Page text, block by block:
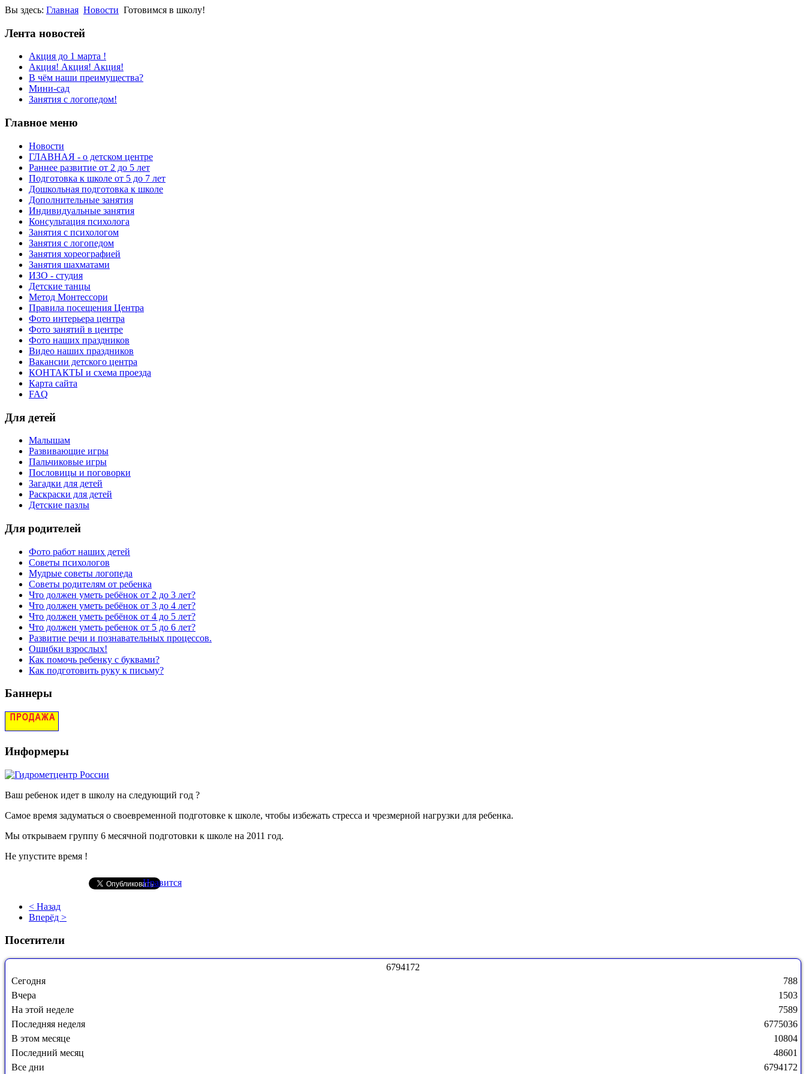
Вы здесь: Главная Новости Готовимся в школу!
Лента новостей
Акция до 1 марта !
Акция! Акция! Акция!
В чём наши преимущества?
Мини-сад
Занятия с логопедом!
Главное меню
Новости
ГЛАВНАЯ - о детском центре
Раннее развитие от 2 до 5 лет
Подготовка к школе от 5 до 7 лет
Дошкольная подготовка к школе
Дополнительные занятия
Индивидуальные занятия
Консультация психолога
Занятия с психологом
Занятия с логопедом
Занятия хореографией
Занятия шахматами
ИЗО - студия
Детские танцы
Метод Монтессори
Правила посещения Центра
Фото интерьера центра
Фото занятий в центре
Фото наших праздников
Видео наших праздников
Вакансии детского центра
КОНТАКТЫ и схема проезда
Карта сайта
FAQ
Для детей
Малышам
Развивающие игры
Пальчиковые игры
Пословицы и поговорки
Загадки для детей
Раскраски для детей
Детские пазлы
Для родителей
Фото работ наших детей
Советы психологов
Мудрые советы логопеда
Советы родителям от ребенка
Что должен уметь ребёнок от 2 до 3 лет?
Что должен уметь ребёнок от 3 до 4 лет?
Что должен уметь ребёнок от 4 до 5 лет?
Что должен уметь ребенок от 5 до 6 лет?
Развитие речи и познавательных процессов.
Ошибки взрослых!
Как помочь ребенку с буквами?
Как подготовить руку к письму?
Баннеры
Информеры
Ваш ребенок идет в школу на следующий год ?
Самое время задуматься о своевременной подготовке к школе, чтобы избежать стресса и чрезмерной нагрузки для ребенка.
Мы открываем группу 6 месячной подготовки к школе на 2011 год.
Не упустите время !
Нравится
< Назад
Вперёд >
Посетители
67941 72
Сегодня
Вчера
На этой неделе
Последняя неделя
В этом месяце
Последний месяц
Все дни
788
1503
7589
6775036
10804
48601
6794172